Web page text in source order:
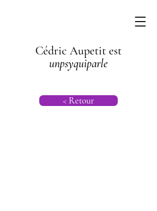
Cédric Aupetit est
unpsyquiparle
< Retour